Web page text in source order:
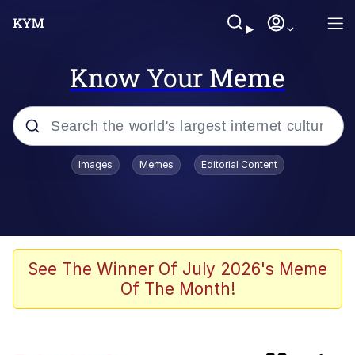
Know Your Meme
Popular searches
Colonel Toad
Quiet On the Creek
Images Memes Editorial Content
See The Winner Of July 2026's Meme
Of The Month!